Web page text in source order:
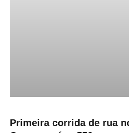
Primeira corrida de rua